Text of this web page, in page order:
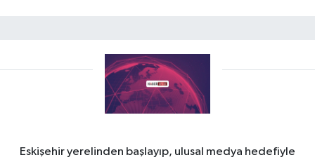
Eskişehir yerelinden başlayıp, ulusal medya hedefiyle